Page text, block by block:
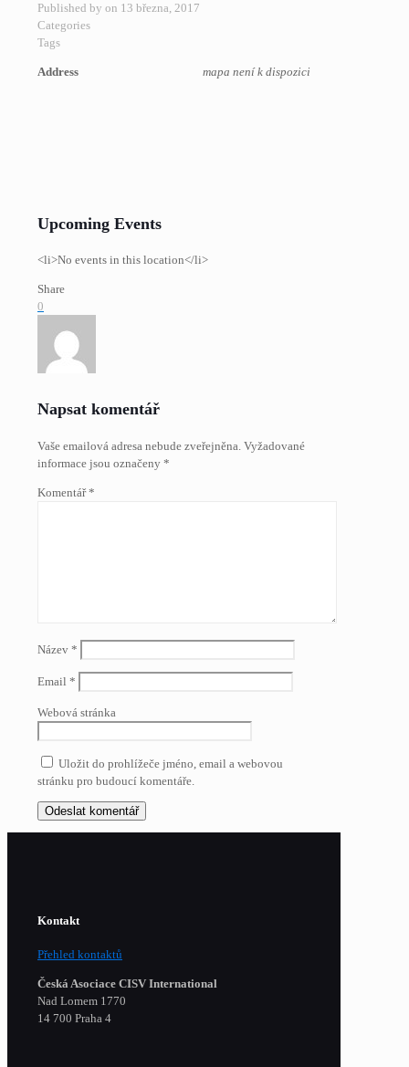
Published by on 13 března, 2017
Categories
Tags
mapa není k dispozici
Address
Upcoming Events
<li>No events in this location</li>
Share
0
Napsat komentář
Vaše emailová adresa nebude zveřejněna. Vyžadované
informace jsou označeny *
Komentář*
Název *
Email *
Webová stránka
Uložit do prohlížeče jméno, email a webovou
stránku pro budoucí komentáře.
Kontakt
Přehled kontaktů
Česká Asociace CISV International
Nad Lomem 1770
14 700 Praha 4